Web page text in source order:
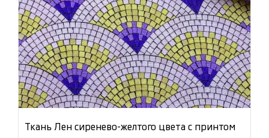
Ткань Лен сиренево-желтого цвета с принтом